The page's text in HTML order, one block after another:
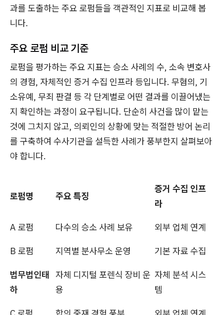
과를 도출하는 주요 로펌들을 객관적인 지표로 비교해 봅
니다.
주요 로펌 비교 기준
로펌을 평가하는 주요 지표는 승소 사례의 수, 소속 변호사
의 경험, 자체적인 증거 수집 인프라 등입니다. 무혐의, 기
소유예, 무죄 판결 등 각 단계별로 어떤 결과를 이끌어냈는
지 확인하는 과정이 요구됩니다. 단순히 사건을 많이 맡는
것에 그치지 않고, 의뢰인의 상황에 맞는 적절한 방어 논리
를 구축하여 수사기관을 설득한 사례가 풍부한지 살펴보아
야 합니다.
로펌명 주요 특징
증거 수집 인프
라
A 로펌 다수의 승소 사례 보유 외부 업체 연계
B 로펌 지역별 분사무소 운영 기본 자료 수집
법무법인태
하
자체 디지털 포렌식 장비 운
용
자체 분석 시스
템